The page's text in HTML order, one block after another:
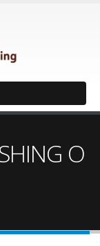
O